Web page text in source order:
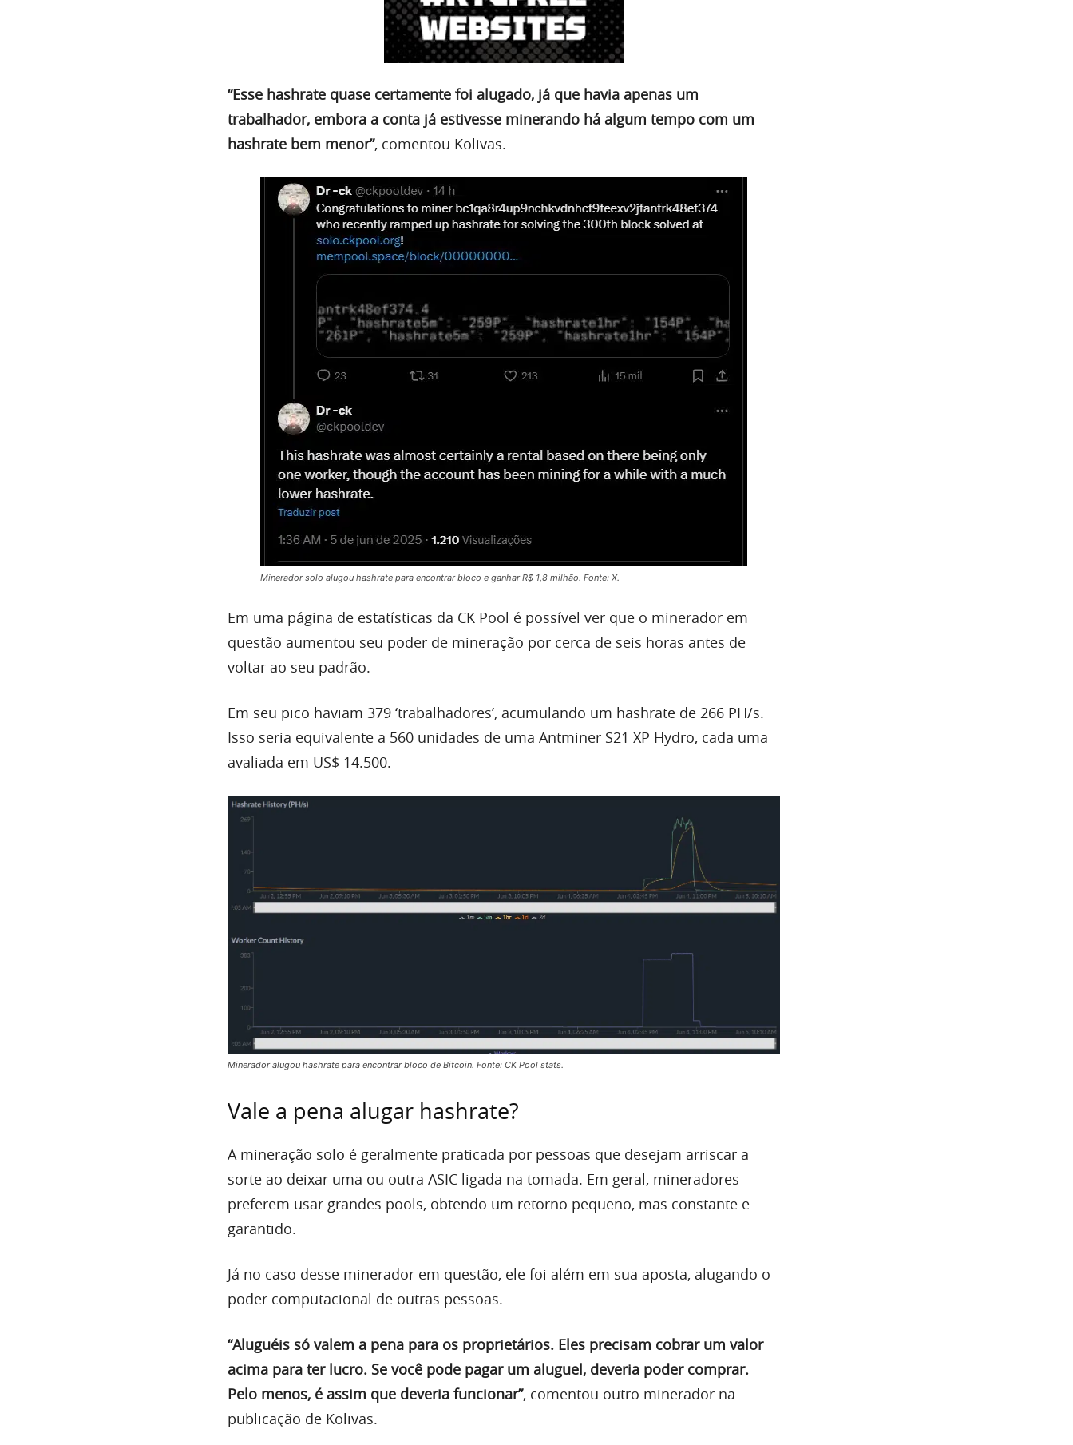
“Esse hashrate quase certamente foi alugado, já que havia apenas um
trabalhador, embora a conta já estivesse minerando há algum tempo com um
hashrate bem menor”, comentou Kolivas.
Minerador solo alugou hashrate para encontrar bloco e ganhar R$ 1,8 milhão. Fonte: X.
Em uma página de estatísticas da CK Pool é possível ver que o minerador em
questão aumentou seu poder de mineração por cerca de seis horas antes de
voltar ao seu padrão.
Em seu pico haviam 379 ‘trabalhadores’, acumulando um hashrate de 266 PH/s.
Isso seria equivalente a 560 unidades de uma Antminer S21 XP Hydro, cada uma
avaliada em US$ 14.500.
Minerador alugou hashrate para encontrar bloco de Bitcoin. Fonte: CK Pool stats.
Vale a pena alugar hashrate?
A mineração solo é geralmente praticada por pessoas que desejam arriscar a
sorte ao deixar uma ou outra ASIC ligada na tomada. Em geral, mineradores
preferem usar grandes pools, obtendo um retorno pequeno, mas constante e
garantido.
Já no caso desse minerador em questão, ele foi além em sua aposta, alugando o
poder computacional de outras pessoas.
“Aluguéis só valem a pena para os proprietários. Eles precisam cobrar um valor
acima para ter lucro. Se você pode pagar um aluguel, deveria poder comprar.
Pelo menos, é assim que deveria funcionar”, comentou outro minerador na
publicação de Kolivas.